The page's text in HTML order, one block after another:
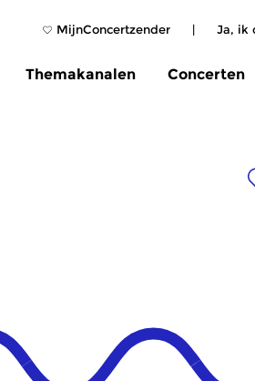
MijnConcertzender | Ja, ik
Themakanalen Concerten